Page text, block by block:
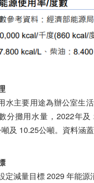
水主要用途為辦公室生
分攤用水量，2022年
及 10.25公噸。資料涵
定減量目標 2029 年能源